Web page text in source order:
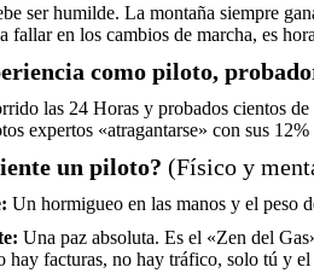
ser humilde. La montaña siempre
fallar en los cambios de marcha, es
como piloto,
las 24 Horas y probados cientos de
expertos «atragantarse» con sus
un piloto? (Físico y
Un hormigueo en las manos y el peso
Una paz absoluta. Es el «Zen del
hay facturas, no hay tráfico, solo tú y el